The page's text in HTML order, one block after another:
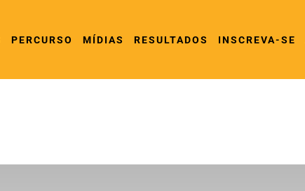
PERCURSO MÍDIAS RESULTADOS INSCREVA-SE